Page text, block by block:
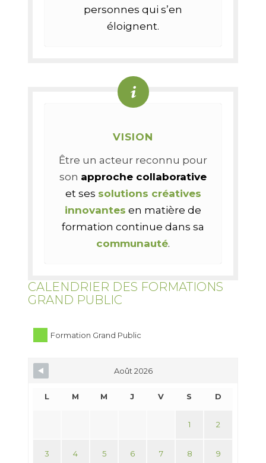
personnes qui s’en
éloignent.
VISION
Être un acteur reconnu pour
son approche collaborative
et ses solutions créatives
innovantes en matière de
formation continue dans sa
communauté.
CALENDRIER DES FORMATIONS
GRAND PUBLIC
Formation Grand Public
Août 2026
L M M J V S D
1 2
3 4 5 6 7 8 9